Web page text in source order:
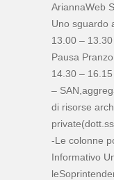
AriannaWeb
Uno sguardo
13.00 –
Pausa Pranzo
14.30 –
–
di risorse
-Le colonne
Informativo